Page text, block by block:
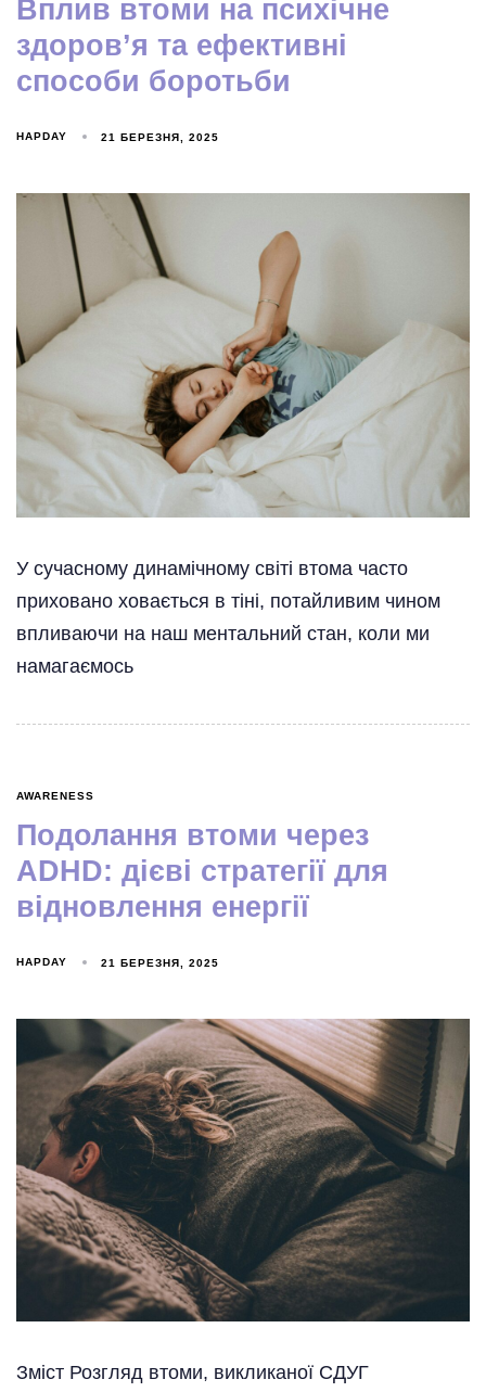
Вплив втоми на психічне
здоров’я та ефективні
способи боротьби
HAPDAY 21 БЕРЕЗНЯ, 2025
У сучасному динамічному світі втома часто
приховано ховається в тіні, потайливим чином
впливаючи на наш ментальний стан, коли ми
намагаємось
AWARENESS
Подолання втоми через
ADHD: дієві стратегії для
відновлення енергії
HAPDAY 21 БЕРЕЗНЯ, 2025
Зміст Розгляд втоми, викликаної СДУГ